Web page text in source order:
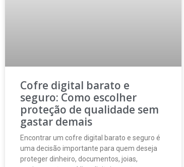
Cofre digital barato e
seguro: Como escolher
proteção de qualidade sem
gastar demais
Encontrar um cofre digital barato e seguro é
uma decisão importante para quem deseja
proteger dinheiro, documentos, joias,